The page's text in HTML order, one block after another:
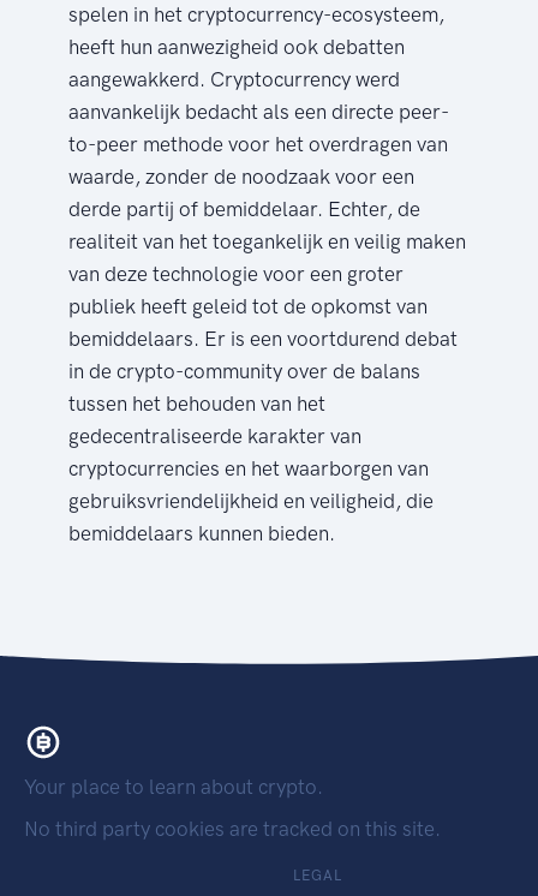
spelen in het cryptocurrency-ecosysteem,
heeft hun aanwezigheid ook debatten
aangewakkerd. Cryptocurrency werd
aanvankelijk bedacht als een directe peer-
to-peer methode voor het overdragen van
waarde, zonder de noodzaak voor een
derde partij of bemiddelaar. Echter, de
realiteit van het toegankelijk en veilig maken
van deze technologie voor een groter
publiek heeft geleid tot de opkomst van
bemiddelaars. Er is een voortdurend debat
in de crypto-community over de balans
tussen het behouden van het
gedecentraliseerde karakter van
cryptocurrencies en het waarborgen van
gebruiksvriendelijkheid en veiligheid, die
bemiddelaars kunnen bieden.
Your place to learn about crypto.
No third party cookies are tracked on this site.
LEGAL